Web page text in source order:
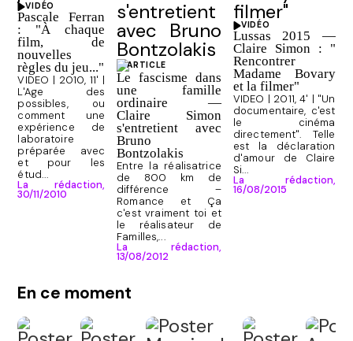
VIDÉO
Pascale Ferran
: "À chaque
film, de
nouvelles
règles du jeu..."
VIDEO | 2010, 11' |
L'Age des
possibles, ou
comment une
expérience de
laboratoire
préparée avec
et pour les
étud...
La rédaction,
30/11/2010
ARTICLE
Le fascisme dans
une famille
ordinaire —
Claire Simon
s'entretient avec
Bruno
Bontzolakis
Entre la réalisatrice
de 800 km de
différence –
Romance et Ça
c'est vraiment toi et
le réalisateur de
Familles,...
La rédaction,
13/08/2012
VIDÉO
Lussas 2015 —
Claire Simon : "
Rencontrer
Madame Bovary
et la filmer"
VIDEO | 2011, 4' | "Un
documentaire, c'est
le cinéma
directement". Telle
est la déclaration
d'amour de Claire
Si...
La rédaction,
16/08/2015
En ce moment